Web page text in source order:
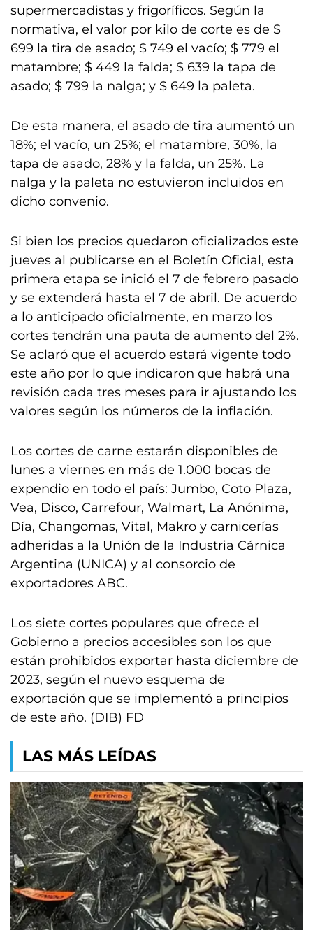
supermercadistas y frigoríficos. Según la
normativa, el valor por kilo de corte es de $
699 la tira de asado; $ 749 el vacío; $ 779 el
matambre; $ 449 la falda; $ 639 la tapa de
asado; $ 799 la nalga; y $ 649 la paleta.
De esta manera, el asado de tira aumentó un
18%; el vacío, un 25%; el matambre, 30%, la
tapa de asado, 28% y la falda, un 25%. La
nalga y la paleta no estuvieron incluidos en
dicho convenio.
Si bien los precios quedaron oficializados este
jueves al publicarse en el Boletín Oficial, esta
primera etapa se inició el 7 de febrero pasado
y se extenderá hasta el 7 de abril. De acuerdo
a lo anticipado oficialmente, en marzo los
cortes tendrán una pauta de aumento del 2%.
Se aclaró que el acuerdo estará vigente todo
este año por lo que indicaron que habrá una
revisión cada tres meses para ir ajustando los
valores según los números de la inflación.
Los cortes de carne estarán disponibles de
lunes a viernes en más de 1.000 bocas de
expendio en todo el país: Jumbo, Coto Plaza,
Vea, Disco, Carrefour, Walmart, La Anónima,
Día, Changomas, Vital, Makro y carnicerías
adheridas a la Unión de la Industria Cárnica
Argentina (UNICA) y al consorcio de
exportadores ABC.
Los siete cortes populares que ofrece el
Gobierno a precios accesibles son los que
están prohibidos exportar hasta diciembre de
2023, según el nuevo esquema de
exportación que se implementó a principios
de este año.​ (DIB) FD
LAS MÁS LEÍDAS